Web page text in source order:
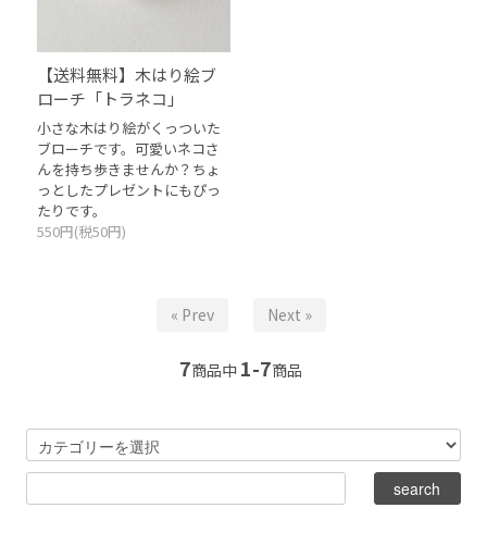
【送料無料】木はり絵ブ
ローチ「トラネコ」
小さな木はり絵がくっついた
ブローチです。可愛いネコさ
んを持ち歩きませんか？ちょ
っとしたプレゼントにもぴっ
たりです。
550円(税50円)
« Prev Next »
7商品中 1-7商品